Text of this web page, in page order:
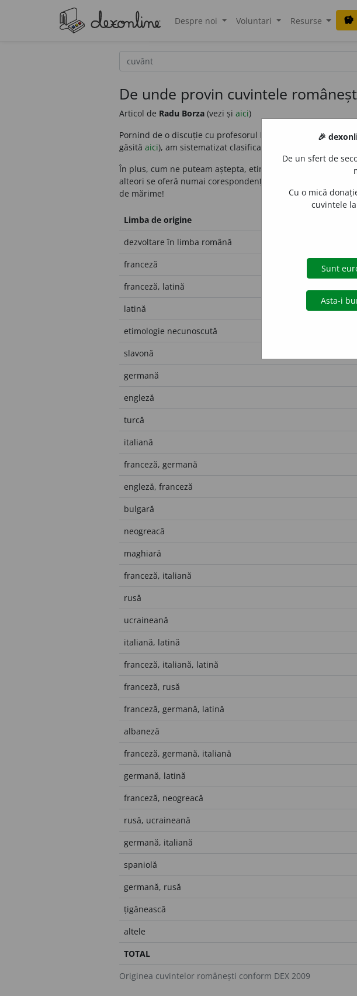
Despre noi Voluntari Resurse savings
De unde provin cuvintele
Articol de Radu Borza (vezi și aici)
Pornind de o discuție cu profesorul Emil Ionescu în cadrul
găsită aici), am sistematizat clasificarea cuvintelor din DEX
În plus, cum ne puteam aștepta, etimologiile nu sînt clar
alteori se oferă numai corespondențe cu alte limbi („cf.”).
de mărime!
Originea cuvintelor românești conform DEX 2009
Limba de origine
dezvoltare în limba română
franceză
franceză, latină
latină
etimologie necunoscută
slavonă
germană
engleză
turcă
italiană
franceză, germană
engleză, franceză
bulgară
neogreacă
maghiară
franceză, italiană
rusă
ucraineană
italiană, latină
franceză, italiană, latină
franceză, rusă
franceză, germană, latină
albaneză
franceză, germană, italiană
germană, latină
franceză, neogreacă
rusă, ucraineană
germană, italiană
spaniolă
germană, rusă
țigănească
altele
TOTAL
🎉
De un sfert de
Cu o mică
cuvintele